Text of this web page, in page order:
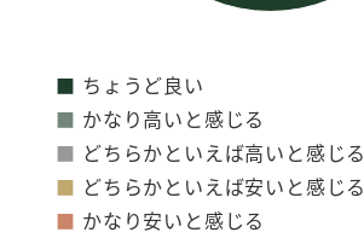
■ ちょうど良い
■ かなり高いと感じる
■ どちらかといえば高いと感じる
■ どちらかといえば安いと感じる
■ かなり安いと感じる